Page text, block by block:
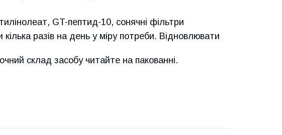
GT-пептид-10, сонячні фільтри
кілька разів на день у міру потреби. Відновлювати
склад засобу читайте на пакованні.